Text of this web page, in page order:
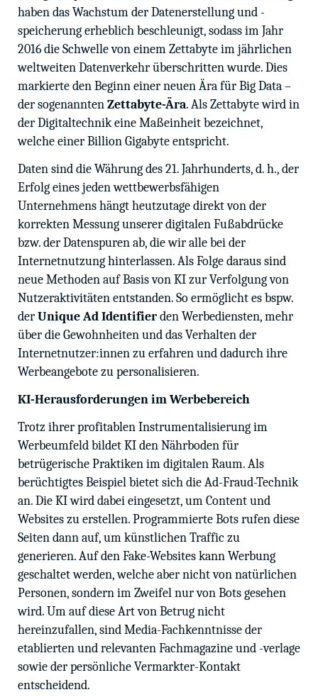
haben das Wachstum der Datenerstellung und -
speicherung erheblich beschleunigt, sodass im Jahr
2016 die Schwelle von einem Zettabyte im jährlichen
weltweiten Datenverkehr überschritten wurde. Dies
markierte den Beginn einer neuen Ära für Big Data –
der sogenanntenZettabyte-Ära. Als Zettabyte wird in
der Digitaltechnik eine Maßeinheit bezeichnet,
welche einer Billion Gigabyte entspricht.
Daten sind die Währung des 21. Jahrhunderts, d. h., der
Erfolg eines jeden wettbewerbsfähigen
Unternehmens hängt heutzutage direkt von der
korrekten Messung unserer digitalen Fußabdrücke
bzw. der Datenspuren ab, die wir alle bei der
Internetnutzung hinterlassen. Als Folge daraus sind
neue Methoden auf Basis von KI zur Verfolgung von
Nutzeraktivitäten entstanden. So ermöglicht es bspw.
derUnique Ad Identifierden Werbediensten, mehr
über die Gewohnheiten und das Verhalten der
Internetnutzer:innen zu erfahren und dadurch ihre
Werbeangebote zu personalisieren.
KI-Herausforderungen im Werbebereich
Trotz ihrer profitablen Instrumentalisierung im
Werbeumfeld bildet KI den Nährboden für
betrügerische Praktiken im digitalen Raum. Als
berüchtigtes Beispiel bietet sich die Ad-Fraud-Technik
an. Die KI wird dabei eingesetzt, um Content und
Websites zu erstellen. Programmierte Bots rufen diese
Seiten dann auf, um künstlichen Traffic zu
generieren. Auf den Fake-Websites kann Werbung
geschaltet werden, welche aber nicht von natürlichen
Personen, sondern im Zweifel nur von Bots gesehen
wird. Um auf diese Art von Betrug nicht
hereinzufallen, sind Media-Fachkenntnisse der
etablierten und relevanten Fachmagazine und -verlage
sowie der persönliche Vermarkter-Kontakt
entscheidend.